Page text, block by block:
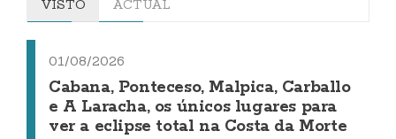
VISTO ACTUAL
01/08/2026
Cabana, Ponteceso, Malpica, Carballo
e A Laracha, os únicos lugares para
ver a eclipse total na Costa da Morte